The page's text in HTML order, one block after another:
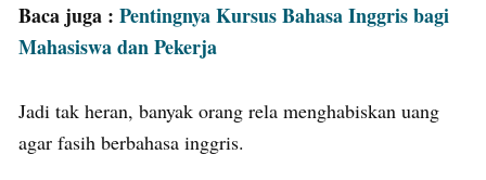
Baca juga : Pentingnya Kursus Bahasa Inggris bagi
Mahasiswa dan Pekerja
Jadi tak heran, banyak orang rela menghabiskan uang
agar fasih berbahasa inggris.